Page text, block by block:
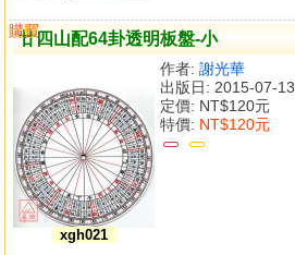
廿四山配64卦透明板盤-小
xgh021
作者: 謝光華
出版日: 2015-07-13
定價: NT$120元
特價: NT$120元
購買
比較